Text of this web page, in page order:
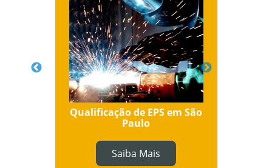
Qualificação de EPS em São
Paulo
Saiba Mais